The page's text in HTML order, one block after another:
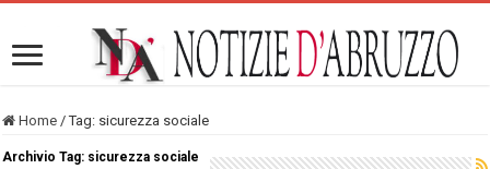
Home / Tag: sicurezza sociale
Archivio Tag: sicurezza sociale